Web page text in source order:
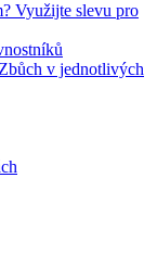
Využijte slevu pro
v jednotlivých